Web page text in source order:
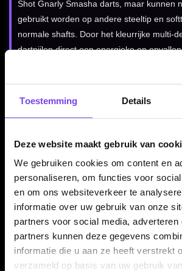
Toestemming Details
Deze website maakt gebruik van
We gebruiken cookies om content en
personaliseren, om functies voor
en om ons websiteverkeer te
informatie over uw gebruik van onze
partners voor social media, adverteren
partners kunnen deze gegevens
informatie die u aan ze heeft verstrekt
verzameld op basis van uw gebruik
Shot Gnarly Smasha darts, maar kunnen
gebruikt worden op andere steeltip en
normale shafts. Door het kleurrijke multi-
dartpijlen direct een energieke en
Shot Gnarly Smasha No.6 Flights
van drie stuks. Daarmee heb je direct
complete set dartpijlen. Een goede keuze
huidige flights wilt vervangen of je Gnarly
compleet wilt maken met originele Shot
Kenmerken van de Shot Gnarly